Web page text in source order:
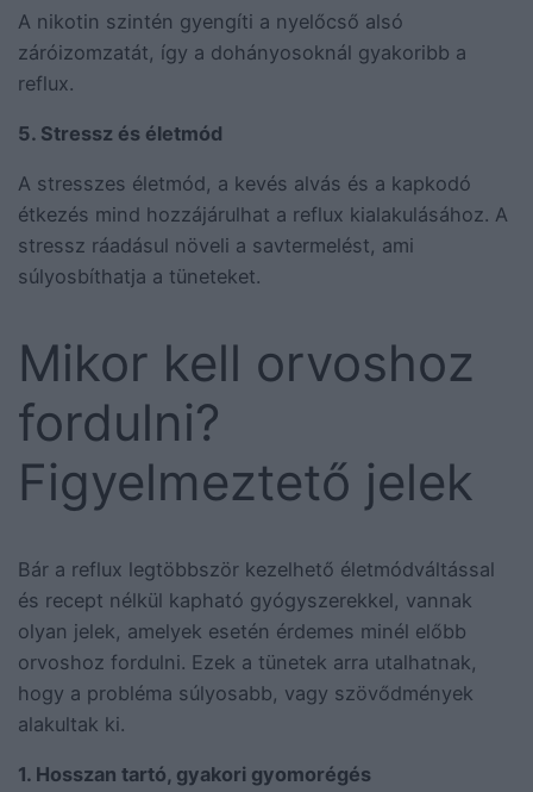
A nikotin szintén gyengíti a nyelőcső alsó
záróizomzatát, így a dohányosoknál gyakoribb a
reflux.
5. Stressz és életmód
A stresszes életmód, a kevés alvás és a kapkodó
étkezés mind hozzájárulhat a reflux kialakulásához. A
stressz ráadásul növeli a savtermelést, ami
súlyosbíthatja a tüneteket.
Mikor kell orvoshoz
fordulni?
Figyelmeztető jelek
Bár a reflux legtöbbször kezelhető életmódváltással
és recept nélkül kapható gyógyszerekkel, vannak
olyan jelek, amelyek esetén érdemes minél előbb
orvoshoz fordulni. Ezek a tünetek arra utalhatnak,
hogy a probléma súlyosabb, vagy szövődmények
alakultak ki.
1. Hosszan tartó, gyakori gyomorégés